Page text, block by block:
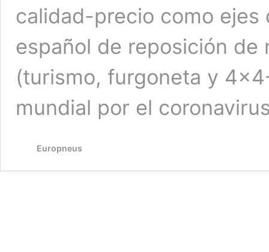
calidad-precio como ejes
español de reposición de
(turismo, furgoneta y
mundial por el
Europneus